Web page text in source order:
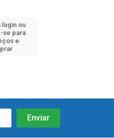
login ou
se para
e